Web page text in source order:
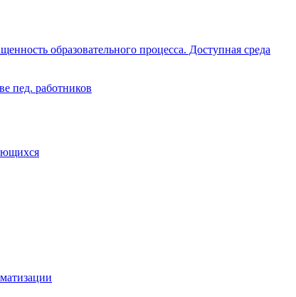
образовательного процесса. Доступная среда
пед. работников